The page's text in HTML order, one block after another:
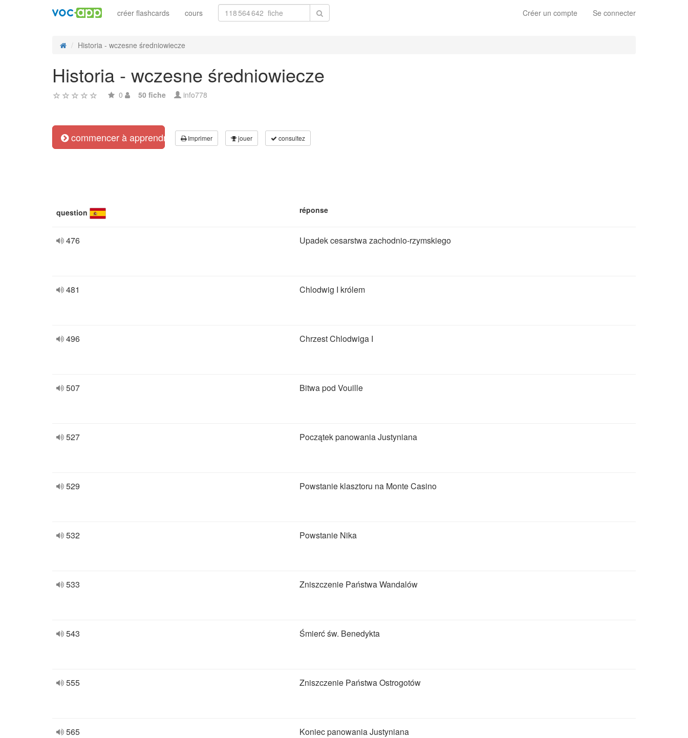
Créer un compte Se connecter
créer flashcards cours
Historia - wczesne średniowiecze
Historia - wczesne średniowiecze
0 50 fiche info778
commencer à apprendre Imprimer jouer consultez
question réponse
476 Upadek cesarstwa zachodnio-rzymskiego
481 Chlodwig I królem
496 Chrzest Chlodwiga I
507 Bitwa pod Vouille
527 Początek panowania Justyniana
529 Powstanie klasztoru na Monte Casino
532 Powstanie Nika
533 Zniszczenie Państwa Wandalów
543 Śmierć św. Benedykta
555 Zniszczenie Państwa Ostrogotów
565 Koniec panowania Justyniana